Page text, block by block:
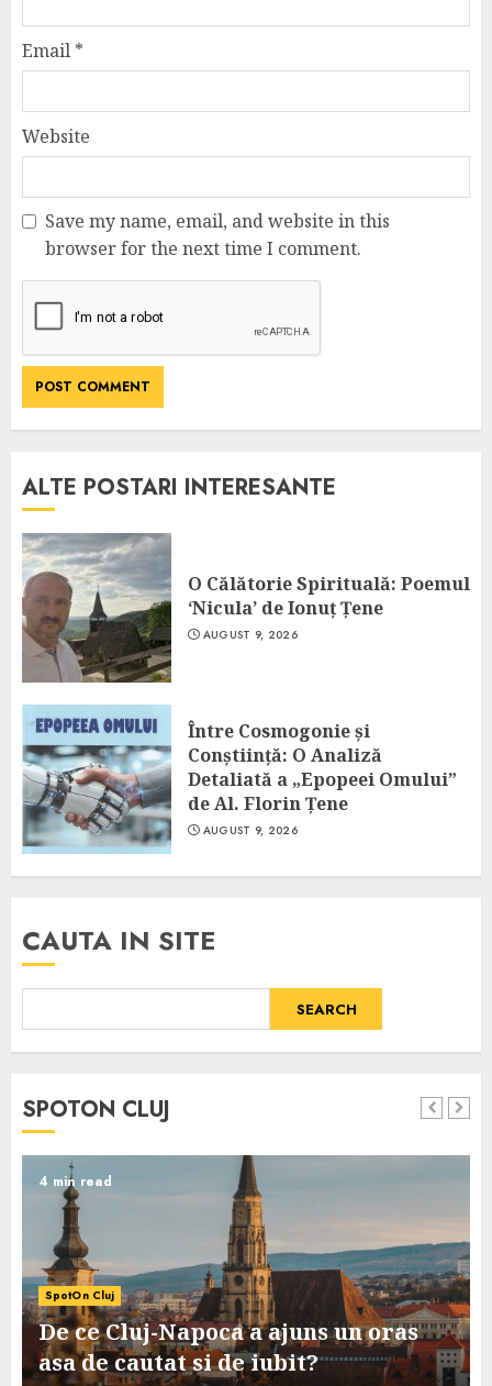
Email *
Website
Save my name, email, and website in this
browser for the next time I comment.
ALTE POSTARI INTERESANTE
O Călătorie Spirituală: Poemul
‘Nicula’ de Ionuț Țene
AUGUST 9, 2026
Între Cosmogonie și
Conștiință: O Analiză
Detaliată a „Epopeei Omului”
de Al. Florin Țene
AUGUST 9, 2026
CAUTA IN SITE
SEARCH
SPOTON CLUJ
4 min read
SpotOn Cluj
De ce Cluj-Napoca a ajuns un oras
asa de cautat si de iubit?